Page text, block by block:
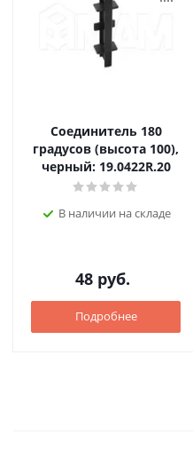
Соединитель 180
градусов (высота 100),
черный: 19.0422R.20
В наличии на складе
48 руб.
Подробнее